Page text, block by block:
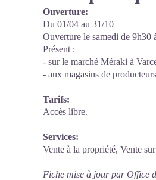
Ouverture:
Du 01/04 au 31/10
Ouverture le samedi de 9h30
Présent :
- sur le marché Méraki à
- aux magasins de
Tarifs:
Accès libre.
Services:
Vente à la propriété, Vente
Fiche mise à jour par Office